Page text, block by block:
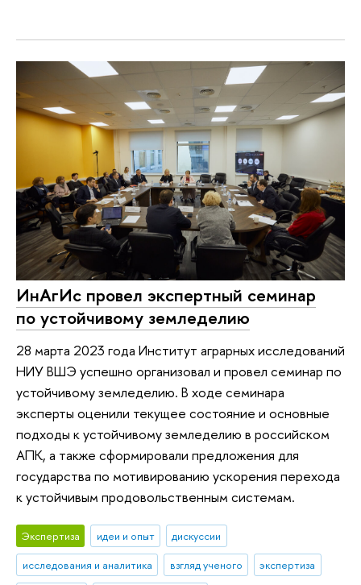
ИнАгИс провел экспертный семинар
по устойчивому земледелию
28 марта 2023 года Институт аграрных исследований
НИУ ВШЭ успешно организовал и провел семинар по
устойчивому земледелию. В ходе семинара
эксперты оценили текущее состояние и основные
подходы к устойчивому земледелию в российском
АПК, а также сформировали предложения для
государства по мотивированию ускорения перехода
к устойчивым продовольственным системам.
Экспертиза идеи и опыт
дискуссии
исследования и аналитика
взгляд ученого
экспертиза